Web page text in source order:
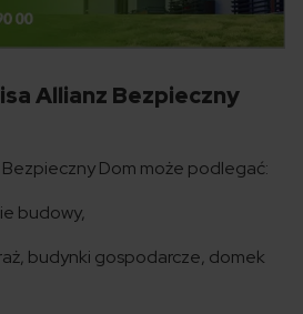
Allianz Bezpieczny
Dom może podlegać:
budowy,
budynki gospodarcze, domek